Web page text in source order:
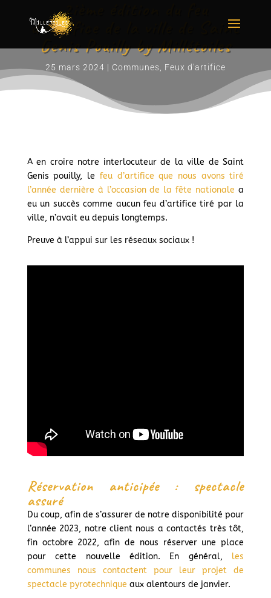
2ième édition du feu
d’artifice de la ville de Saint
Genis Pouilly by Millétoiles
25 mars 2024 | Communes Feux d'artifice
A en croire notre interlocuteur de la ville de Saint
Genis pouilly, le feu d’artifice que nous avons tiré
l’année dernière à l’occasion de la fête nationale a
eu un succès comme aucun feu d’artifice tiré par la
ville, n’avait eu depuis longtemps.
Preuve à l’appui sur les réseaux sociaux !
Réservation anticipée : spectacle
assuré
Du coup, afin de s’assurer de notre disponibilité pour
l’année 2023, notre client nous a contactés très tôt,
fin octobre 2022, afin de nous réserver une place
pour cette nouvelle édition. En général, les
communes nous contactent pour leur projet de
spectacle pyrotechnique aux alentours de janvier.